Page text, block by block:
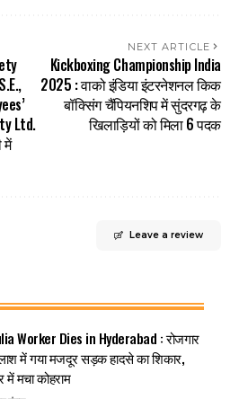
Ltd.
में
NEXT ARTICLE
Kickboxing Championship India
2025 : वाको इंडिया इंटरनेशनल किक
बॉक्सिंग चैंपियनशिप में सुंदरगढ़ के
खिलाड़ियों को मिला 6 पदक
Leave a review
Worker Dies in Hyderabad : रोजगार
में गया मजदूर सड़क हादसे का शिकार,
में मचा कोहराम